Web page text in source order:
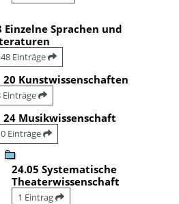
Einzelne Sprachen und
Einträge
20 Kunstwissenschaften
Einträge
24 Musikwissenschaft
Einträge
24.05 Systematische
Theaterwissenschaft
1 Eintrag